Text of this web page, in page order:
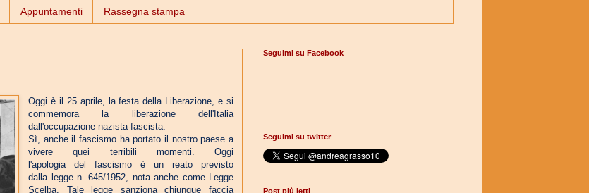
Appuntamenti Rassegna stampa
Oggi è il 25 aprile, la festa della Liberazione, e si
commemora la liberazione dell'Italia
dall'occupazione nazista-fascista.
Sì, anche il fascismo ha portato il nostro paese a
vivere quei terribili momenti. Oggi
l'apologia del fascismo è un reato previsto
dalla legge n. 645/1952, nota anche come Legge
Scelba. Tale legge sanziona chiunque faccia
Seguimi su Facebook
Seguimi su twitter
Post più letti